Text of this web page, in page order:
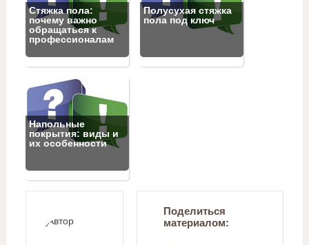
Стяжка пола:
почему важно
обращаться к
профессионалам
Полусухая стяжка
пола под ключ
Напольные
покрытия: виды и
их особенности
Поделиться
материалом: